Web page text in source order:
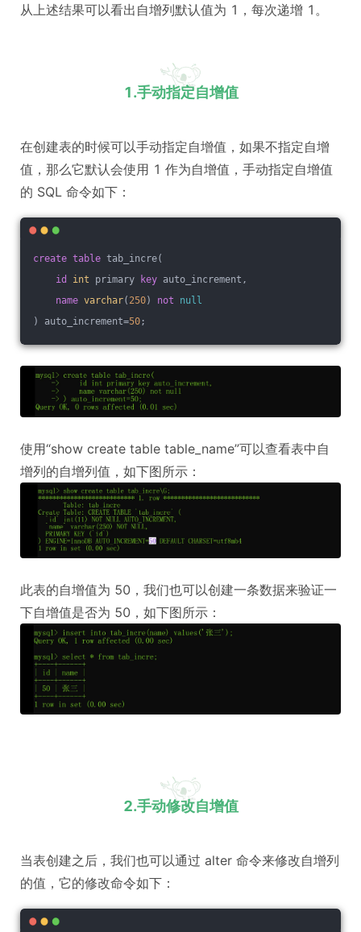
从上述结果可以看出自增列默认值为 1，每次递增 1。
1.手动指定自增值
在创建表的时候可以手动指定自增值，如果不指定自增
值，那么它默认会使用 1 作为自增值，手动指定自增值
的 SQL 命令如下：
create table tab_incre(
id
int primary key auto_increment,
name varchar( 250) not
null
) auto_increment=50;
使用“show create table table_name”可以查看表中自
增列的自增列值，如下图所示：
此表的自增值为 50，我们也可以创建一条数据来验证一
下自增值是否为 50，如下图所示：
2.手动修改自增值
当表创建之后，我们也可以通过 alter 命令来修改自增列
的值，它的修改命令如下：